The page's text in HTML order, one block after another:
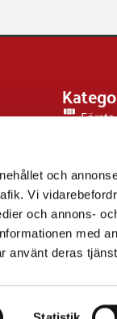
och
Vi
och annons-
med
använt deras